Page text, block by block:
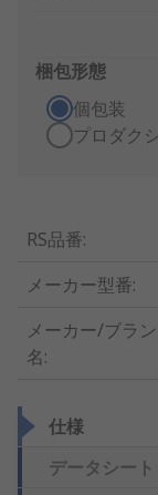
梱包形態
個包装
プロダク
RS品番:
メーカー型番:
メーカー/ブラ
名:
仕様
データシート